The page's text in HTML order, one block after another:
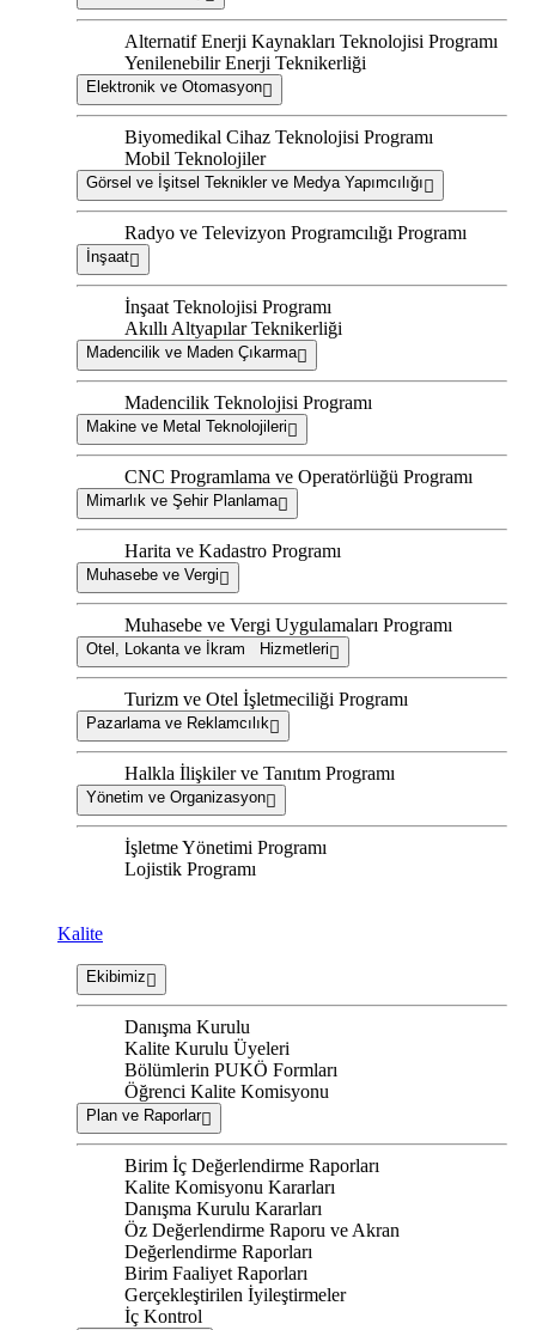
Alternatif Enerji Kaynakları Teknolojisi Programı
Yenilenebilir Enerji Teknikerliği
Elektronik ve Otomasyon
Biyomedikal Cihaz Teknolojisi Programı
Mobil Teknolojiler
Görsel ve İşitsel Teknikler ve Medya Yapımcılığı
Radyo ve Televizyon Programcılığı Programı
İnşaat
İnşaat Teknolojisi Programı
Akıllı Altyapılar Teknikerliği
Madencilik ve Maden Çıkarma
Madencilik Teknolojisi Programı
Makine ve Metal Teknolojileri
CNC Programlama ve Operatörlüğü Programı
Mimarlık ve Şehir Planlama
Harita ve Kadastro Programı
Muhasebe ve Vergi
Muhasebe ve Vergi Uygulamaları Programı
Otel, Lokanta ve İkram Hizmetleri
Turizm ve Otel İşletmeciliği Programı
Pazarlama ve Reklamcılık
Halkla İlişkiler ve Tanıtım Programı
Yönetim ve Organizasyon
İşletme Yönetimi Programı
Lojistik Programı
Kalite
Ekibimiz
Danışma Kurulu
Kalite Kurulu Üyeleri
Bölümlerin PUKÖ Formları
Öğrenci Kalite Komisyonu
Plan ve Raporlar
Birim İç Değerlendirme Raporları
Kalite Komisyonu Kararları
Danışma Kurulu Kararları
Öz Değerlendirme Raporu ve Akran
Değerlendirme Raporları
Birim Faaliyet Raporları
Gerçekleştirilen İyileştirmeler
İç Kontrol